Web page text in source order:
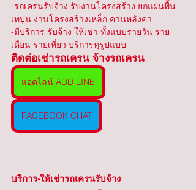
-รถเครนรับจ้าง รับงานโครงสร้าง ยกแผ่นพื้น
เทปูน งานโครงสร้างเหล็ก คานหลังคา
-มีบริการ รับจ้าง ให้เช่า ทั้งแบบรายวัน ราย
เดือน รายเที่ยว บริการทุรูปแบบ
ติดต่อเช่ารถเครน จ้างรถเครน
แอดไลน์ ADD LINE
FACEBOOK CHAT
บริการ-ให้เช่ารถเครนรับจ้าง